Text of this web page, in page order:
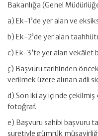
Bakanlığa (Genel
a) Ek-1’de yer alan ve
b) Ek-2’de yer alan
c) Ek-3’te yer alan vekâlet
ç) Başvuru tarihinden
verilmek üzere alınan adli
d) Son iki ay içinde
fotoğraf.
e) Başvuru sahibi başvuru
suretiyle gümrük